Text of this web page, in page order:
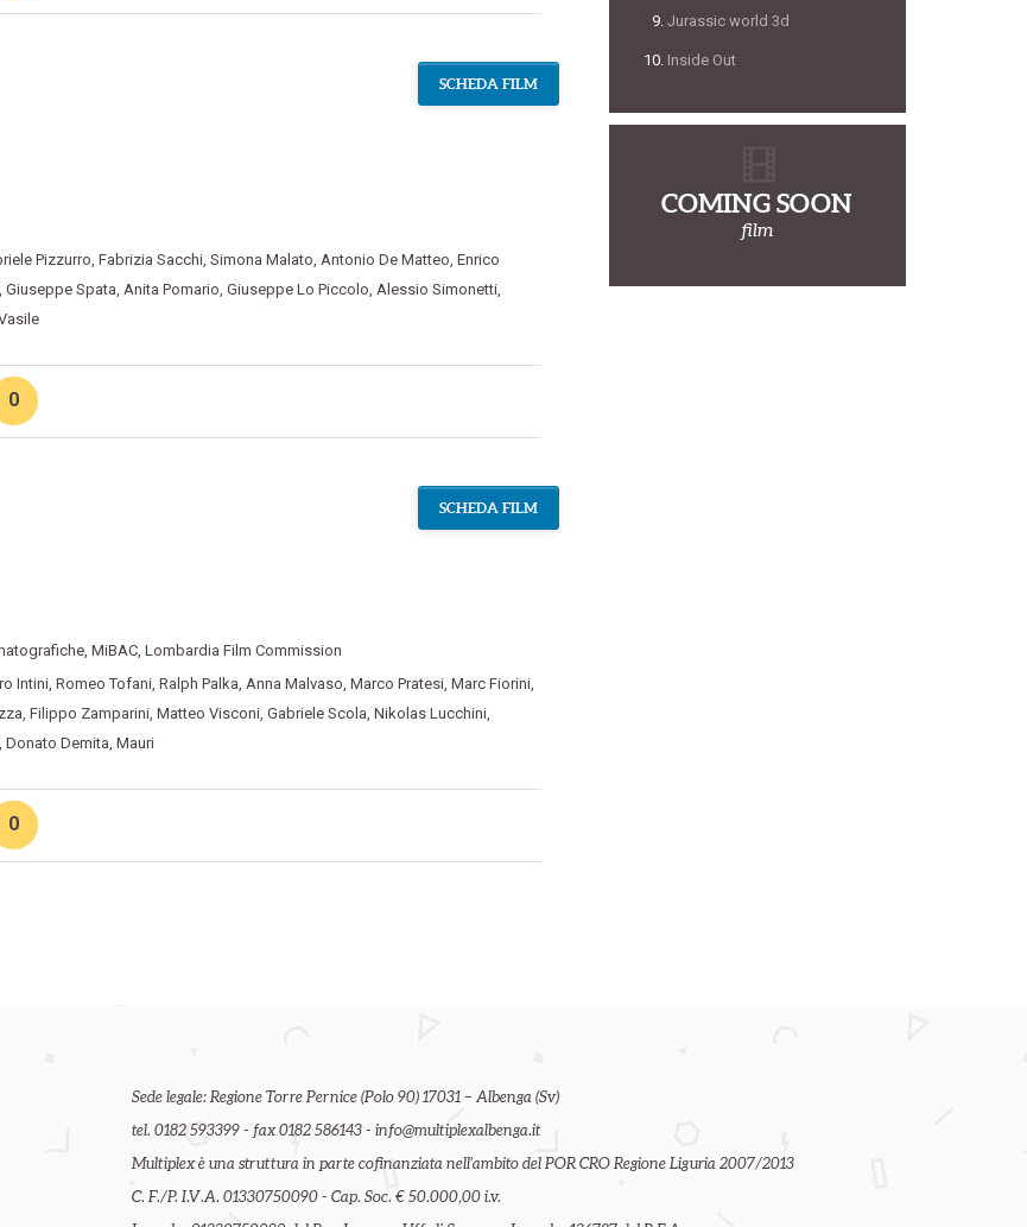
Pizzurro Fabrizia Sacchi, Simona Malato Antonio De Matteo Enrico
Giuseppe Spata Anita Pomario Giuseppe Lo Piccolo Alessio Simonetti,
SCHEDA FILM
0
, MiBAC, Lombardia Film Commission
Intini, Romeo Tofani, Ralph Palka Anna Malvaso Marco Pratesi, Marc Fiorini,
Filippo Zamparini, Matteo Visconi, Gabriele Scola Nikolas Lucchini,
Donato Demita Mauri
SCHEDA FILM
0
Jurassic world 3d
Inside Out
COMING SOON
film
Sede legale: Regione Torre Pernice (Polo 90) 17031 – Albenga (Sv)
tel. 0182 593399 - fax 0182 586143 - info@multiplexalbenga.it
Multiplex è una struttura in parte cofinanziata nell'ambito del POR CRO Regione Liguria 2007/2013
C. F./P. I.V.A. 01330750090 - Cap. Soc. € 50.000,00 i.v.